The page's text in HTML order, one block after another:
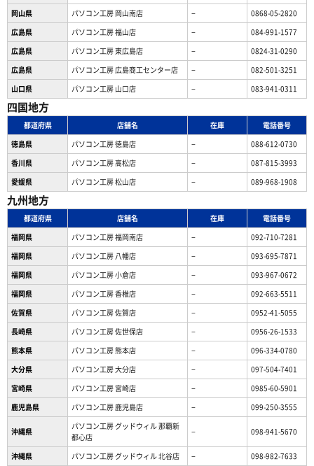
岡山県
パソコン工房 岡山南店 −
0868-05-2820
広島県
パソコン工房 福山店 −
084-991-1577
広島県
パソコン工房 東広島店 −
0824-31-0290
広島県
パソコン工房 広島商工センター店 −
082-501-3251
山口県
パソコン工房 山口店 − 083-941-0311
四国地方
都道府県 店舗名 在庫
電話番号
徳島県
パソコン工房 徳島店 −
088-612-0730
香川県
パソコン工房 高松店 −
087-815-3993
愛媛県
パソコン工房 松山店 − 089-968-1908
九州地方
都道府県 店舗名 在庫
電話番号
福岡県
パソコン工房 福岡南店 −
092-710-7281
福岡県
パソコン工房 八幡店 −
093-695-7871
福岡県
パソコン工房 小倉店 −
093-967-0672
福岡県
パソコン工房 香椎店 −
092-663-5511
佐賀県
パソコン工房 佐賀店 −
0952-41-5055
長崎県
パソコン工房 佐世保店 −
0956-26-1533
熊本県
パソコン工房 熊本店 −
096-334-0780
大分県
パソコン工房 大分店 −
097-504-7401
宮崎県
パソコン工房 宮崎店 −
0985-60-5901
鹿児島県
パソコン工房 鹿児島店 − 099-250-3555
沖縄県
パソコン工房 グッドウィル 那覇新
都心店
− 098-941-5670
沖縄県 パソコン工房 グッドウィル 北谷店 − 098-982-7633